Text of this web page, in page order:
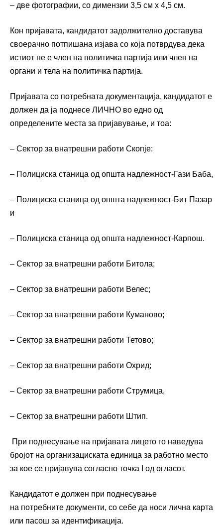
– две фотографии, со димензии 3,5 см х 4,5 см.
Кон пријавата, кандидатот задолжително доставува
своерачно потпишана изјава со која потврдува дека
истиот не е член на политичка партија или член на
органи и тела на политичка партија.
Пријавата со потребната документација, кандидатот е
должен да ја поднесе ЛИЧНО во едно од
определените места за пријавување, и тоа:
– Сектор за внатрешни работи Скопје:
– Полициска станица од општа надлежност-Гази Баба,
– Полициска станица од општа надлежност-Бит Пазар
и
– Полициска станица од општа надлежност-Карпош.
– Сектор за внатрешни работи Битола;
– Сектор за внатрешни работи Велес;
– Сектор за внатрешни работи Куманово;
– Сектор за внатрешни работи Тетово;
– Сектор за внатрешни работи Охрид;
– Сектор за внатрешни работи Струмица,
– Сектор за внатрешни работи Штип.
При поднесување на пријавата лицето го наведува
бројот на организациската единица за работно место
за кое се пријавува согласно точка I од огласот.
Кандидатот е должен при поднесување
на потребните документи, со себе да носи лична карта
или пасош за идентификација.